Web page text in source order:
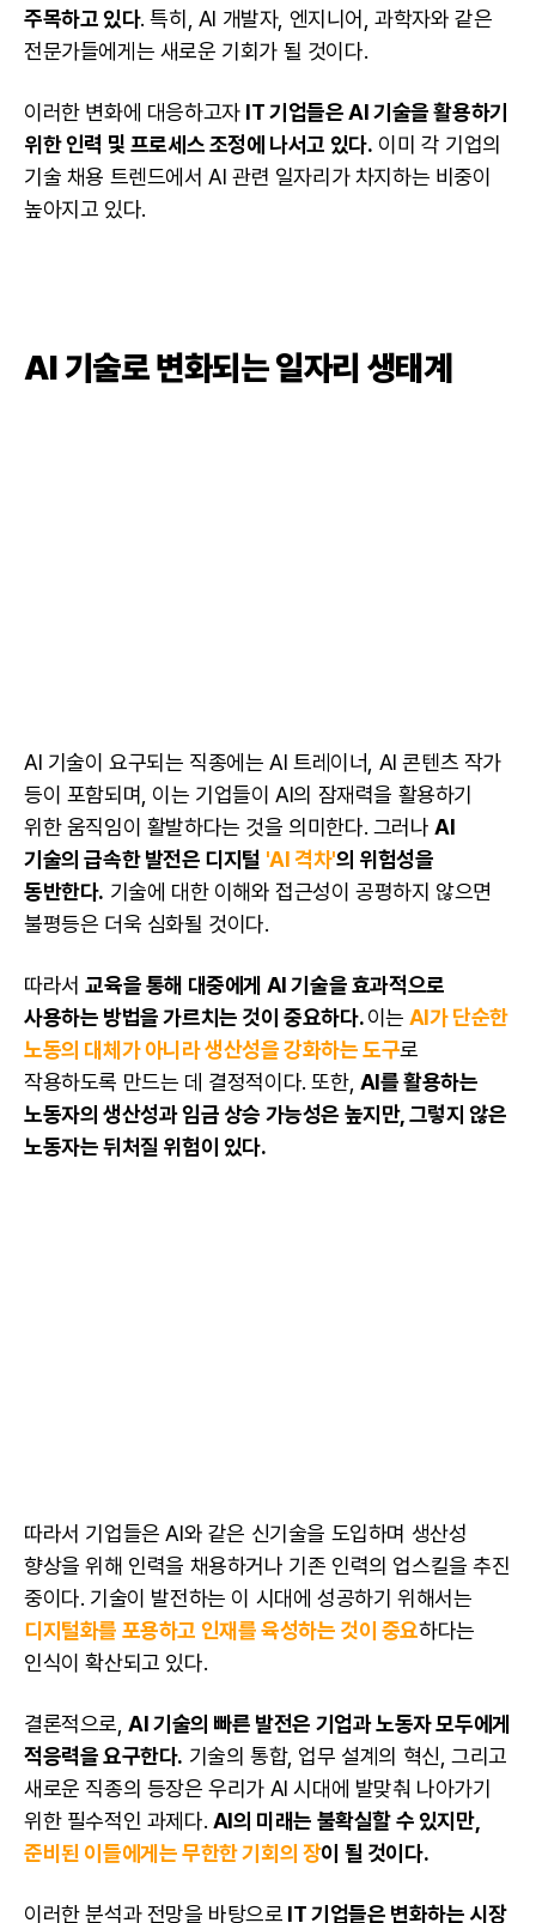
주목하고 있다. 특히, AI 개발자, 엔지니어, 과학자와 같은
전문가들에게는 새로운 기회가 될 것이다.
이러한 변화에 대응하고자 IT 기업들은AI기술을 활용하기
위한 인력 및 프로세스 조정에 나서고 있다. 이미 각 기업의
기술 채용 트렌드에서 AI 관련 일자리가 차지하는 비중이
높아지고 있다.
AI 기술로 변화되는 일자리 생태계
AI 기술이 요구되는 직종에는 AI 트레이너, AI 콘텐츠 작가
등이 포함되며, 이는 기업들이 AI의 잠재력을 활용하기
위한 움직임이 활발하다는 것을 의미한다. 그러나AI
기술의 급속한 발전은 디지털 'AI 격차'의 위험성을
동반한다. 기술에 대한 이해와 접근성이 공평하지 않으면
불평등은 더욱 심화될 것이다.
따라서교육을 통해 대중에게 AI기술을 효과적으로
사용하는 방법을 가르치는 것이 중요하다.이는 AI가 단순한
노동의 대체가 아니라 생산성을 강화하는 도구로
작용하도록 만드는 데 결정적이다. 또한, AI를 활용하는
노동자의 생산성과 임금 상승 가능성은 높지만, 그렇지 않은
노동자는 뒤처질 위험이 있다.
따라서 기업들은 AI와 같은 신기술을 도입하며 생산성
향상을 위해 인력을 채용하거나 기존 인력의 업스킬을 추진
중이다. 기술이 발전하는 이 시대에 성공하기 위해서는
디지털화를 포용하고 인재를 육성하는 것이 중요하다는
인식이 확산되고 있다.
결론적으로,AI기술의 빠른 발전은 기업과 노동자 모두에게
적응력을 요구한다. 기술의 통합, 업무 설계의 혁신, 그리고
새로운 직종의 등장은 우리가 AI 시대에 발맞춰 나아가기
위한 필수적인 과제다. AI의 미래는 불확실할 수 있지만,
준비된 이들에게는 무한한 기회의 장이 될 것이다.
이러한 분석과 전망을 바탕으로 IT 기업들은 변화하는 시장